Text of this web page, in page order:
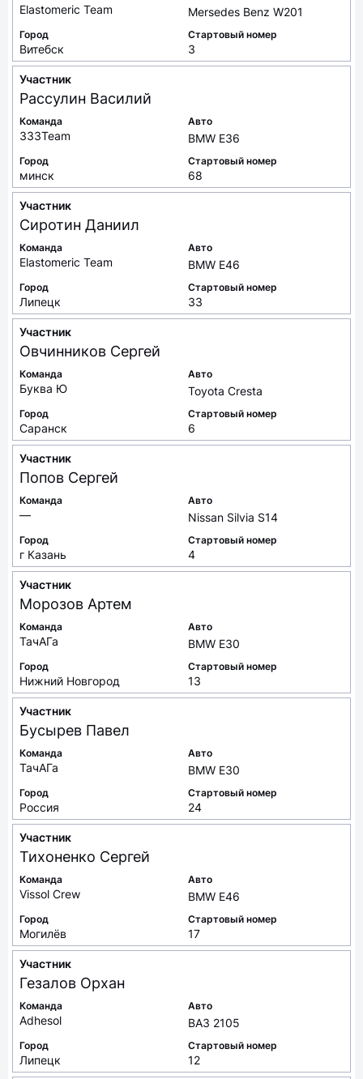
Elastomeric Team Mersedes Benz W201
Город
Витебск
Стартовый номер
3
Участник
Рассулин Василий
Команда
333Team
Авто
BMW E36
Город
минск
Стартовый номер
68
Участник
Сиротин Даниил
Команда
Elastomeric Team
Авто
BMW E46
Город
Липецк
Стартовый номер
33
Участник
Овчинников Сергей
Команда
Буква Ю
Авто
Toyota Cresta
Город
Саранск
Стартовый номер
6
Участник
Попов Сергей
Команда
—
Авто
Nissan Silvia S14
Город
г Казань
Стартовый номер
4
Участник
Морозов Артем
Команда
ТачАГа
Авто
BMW E30
Город
Нижний Новгород
Стартовый номер
13
Участник
Бусырев Павел
Команда
ТачАГа
Авто
BMW E30
Город
Россия
Стартовый номер
24
Участник
Тихоненко Сергей
Команда
Vissol Crew
Авто
BMW E46
Город
Могилёв
Стартовый номер
17
Участник
Гезалов Орхан
Команда
Adhesol
Авто
ВАЗ 2105
Город
Липецк
Стартовый номер
12